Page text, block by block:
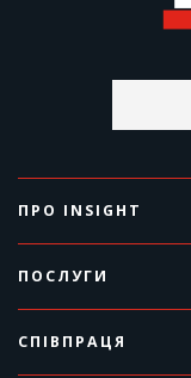
ПРО INSIGHT
ПОСЛУГИ
СПІВПРАЦЯ